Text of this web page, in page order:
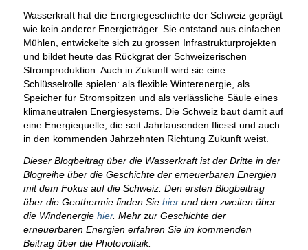
Wasserkraft hat die Energiegeschichte der Schweiz geprägt
wie kein anderer Energieträger. Sie entstand aus einfachen
Mühlen, entwickelte sich zu grossen Infrastrukturprojekten
und bildet heute das Rückgrat der Schweizerischen
Stromproduktion. Auch in Zukunft wird sie eine
Schlüsselrolle spielen: als flexible Winterenergie, als
Speicher für Stromspitzen und als verlässliche Säule eines
klimaneutralen Energiesystems. Die Schweiz baut damit auf
eine Energiequelle, die seit Jahrtausenden fliesst und auch
in den kommenden Jahrzehnten Richtung Zukunft weist.
Dieser Blogbeitrag über die Wasserkraft ist der Dritte in der
Blogreihe über die Geschichte der erneuerbaren Energien
mit dem Fokus auf die Schweiz. Den ersten Blogbeitrag
über die Geothermie finden Sie hierund den zweiten über
die Windenergie hier. Mehr zur Geschichte der
erneuerbaren Energien erfahren Sie im kommenden
Beitrag über die Photovoltaik.